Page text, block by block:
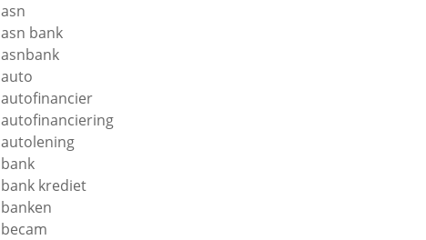
asn
asn bank
asnbank
auto
autofinancier
autofinanciering
autolening
bank
bank krediet
banken
becam